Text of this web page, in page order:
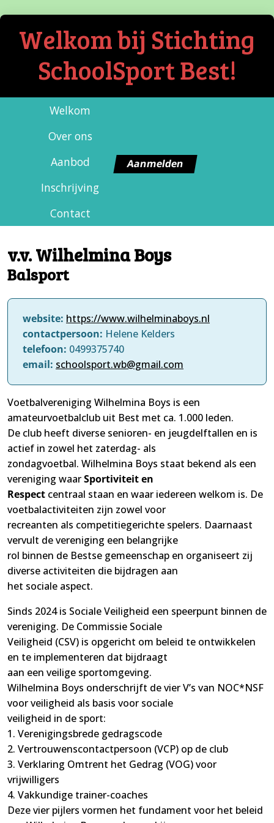
Welkom bij Stichting
SchoolSport Best!
Welkom
Over ons
Aanbod
Inschrijving
Contact
Aanmelden
v.v. Wilhelmina Boys
Balsport
website: https://www.wilhelminaboys.nl
contactpersoon: Helene Kelders
telefoon: 0499375740
email: schoolsport.wb@gmail.com
Voetbalvereniging Wilhelmina Boys is een
amateurvoetbalclub uit Best met ca. 1.000 leden.
De club heeft diverse senioren- en jeugdelftallen en is
actief in zowel het zaterdag- als
zondagvoetbal. Wilhelmina Boys staat bekend als een
vereniging waarSportiviteit en
Respect centraal staan en waar iedereen welkom is. De
voetbalactiviteiten zijn zowel voor
recreanten als competitiegerichte spelers. Daarnaast
vervult de vereniging een belangrijke
rol binnen de Bestse gemeenschap en organiseert zij
diverse activiteiten die bijdragen aan
het sociale aspect.
Sinds 2024 is Sociale Veiligheid een speerpunt binnen de
vereniging. De Commissie Sociale
Veiligheid (CSV) is opgericht om beleid te ontwikkelen
en te implementeren dat bijdraagt
aan een veilige sportomgeving.
Wilhelmina Boys onderschrijft de vier V’s van NOC*NSF
voor veiligheid als basis voor sociale
veiligheid in de sport:
1. Verenigingsbrede gedragscode
2. Vertrouwenscontactpersoon (VCP) op de club
3. Verklaring Omtrent het Gedrag (VOG) voor
vrijwilligers
4. Vakkundige trainer-coaches
Deze vier pijlers vormen het fundament voor het beleid